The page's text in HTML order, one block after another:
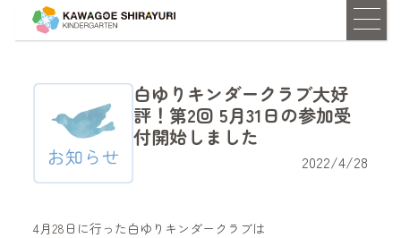
白ゆりキンダークラブ大好
評！第2回 5月31日の参加受
付開始しました
2022/4/28
4月28日に行った白ゆりキンダークラブは